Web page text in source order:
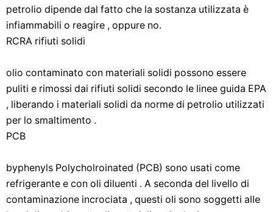
petrolio dipende dal fatto che la sostanza utilizzata è
infiammabili o reagire , oppure no.
RCRA rifiuti solidi
olio contaminato con materiali solidi possono essere
puliti e rimossi dai rifiuti solidi secondo le linee guida EPA
, liberando i materiali solidi da norme di petrolio utilizzati
per lo smaltimento .
PCB
byphenyls Polycholroinated (PCB) sono usati come
refrigerante e con oli diluenti . A seconda del livello di
contaminazione incrociata , questi oli sono soggetti alle